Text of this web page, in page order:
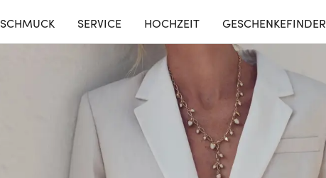
Neu bei Vogl: Uhren von Grand Seiko
Neu bei Vogl: Cartier
SCHMUCK SERVICE HOCHZEIT GESCHENKEFINDER